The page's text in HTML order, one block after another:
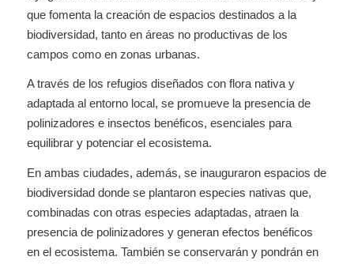
que fomenta la creación de espacios destinados a la
biodiversidad, tanto en áreas no productivas de los
campos como en zonas urbanas.
A través de los refugios diseñados con flora nativa y
adaptada al entorno local, se promueve la presencia de
polinizadores e insectos benéficos, esenciales para
equilibrar y potenciar el ecosistema.
En ambas ciudades, además, se inauguraron espacios de
biodiversidad donde se plantaron especies nativas que,
combinadas con otras especies adaptadas, atraen la
presencia de polinizadores y generan efectos benéficos
en el ecosistema. También se conservarán y pondrán en